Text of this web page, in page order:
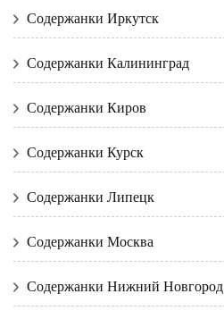
Содержанки Иркутск
Содержанки Калининград
Содержанки Киров
Содержанки Курск
Содержанки Липецк
Содержанки Москва
Содержанки Нижний Новгород